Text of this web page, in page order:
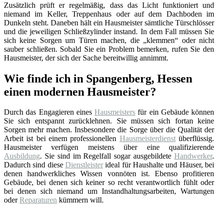
Zusätzlich prüft er regelmäßig, dass das Licht funktioniert und
niemand im Keller, Treppenhaus oder auf dem Dachboden im
Dunkeln steht. Daneben hält ein Hausmeister sämtliche Türschlösser
und die jeweiligen Schließzylinder instand. In dem Fall müssen Sie
sich keine Sorgen um Türen machen, die „klemmen“ oder nicht
sauber schließen. Sobald Sie ein Problem bemerken, rufen Sie den
Hausmeister, der sich der Sache bereitwillig annimmt.
Wie finde ich in Spangenberg, Hessen
einen modernen Hausmeister?
Durch das Engagieren eines Hausmeisters für ein Gebäude können
Sie sich entspannt zurücklehnen. Sie müssen sich fortan keine
Sorgen mehr machen. Insbesondere die Sorge über die Qualität der
Arbeit ist bei einem professionellen Hausmeisterdienstüberflüssig.
Hausmeister verfügen meistens über eine qualifizierende
Ausbildung. Sie sind im Regelfall sogar ausgebildete Handwerker.
Dadurch sind diese Dienstleister ideal für Haushalte und Häuser, bei
denen handwerkliches Wissen vonnöten ist. Ebenso profitieren
Gebäude, bei denen sich keiner so recht verantwortlich fühlt oder
bei denen sich niemand um Instandhaltungsarbeiten, Wartungen
oderReparaturen kümmern will.